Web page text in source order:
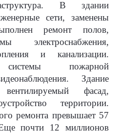
В здании
сети, заменены
ремонт полов,
электроснабжения,
и канализации.
системы пожарной
Здание
фасад,
территории.
ремонта превышает 57
почти 12 миллионов